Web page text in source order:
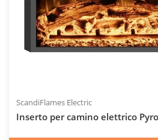
ScandiFlames Electric
Inserto per camino elettrico